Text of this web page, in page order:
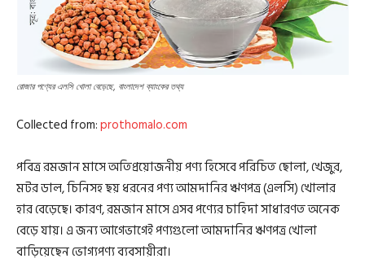
রোজার পণ্যের এলসি খোলা বেড়েছে, বাংলাদেশ ব্যাংকের তথ্য
Collected from:prothomalo.com
পবিত্র রমজান মাসে অতিপ্রয়োজনীয় পণ্য হিসেবে পরিচিত ছোলা, খেজুর,
মটর ডাল, চিনিসহ ছয় ধরনের পণ্য আমদানির ঋণপত্র (এলসি) খোলার
হার বেড়েছে। কারণ, রমজান মাসে এসব পণ্যের চাহিদা সাধারণত অনেক
বেড়ে যায়। এ জন্য আগেভাগেই পণ্যগুলো আমদানির ঋণপত্র খোলা
বাড়িয়েছেন ভোগ্যপণ্য ব্যবসায়ীরা।